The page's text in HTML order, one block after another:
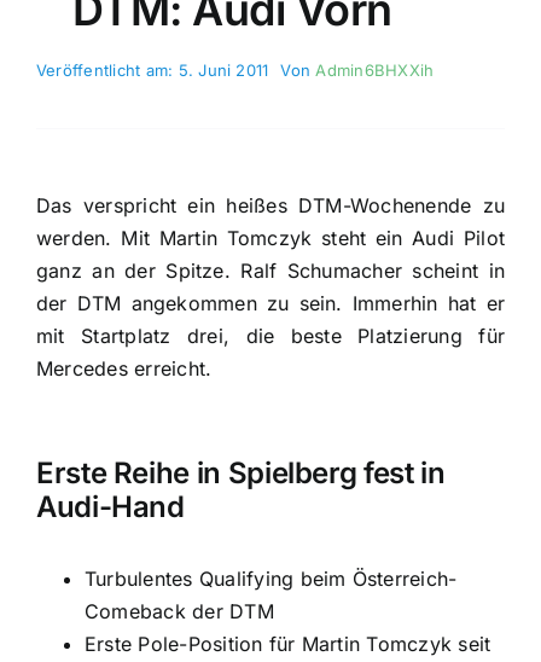
Veröffentlicht am: 5. Juni 2011 Von Admin6BHXXih
Das verspricht ein heißes DTM-Wochenende zu
werden. Mit Martin Tomczyk steht ein Audi Pilot
ganz an der Spitze. Ralf Schumacher scheint in
der DTM angekommen zu sein. Immerhin hat er
mit Startplatz drei, die beste Platzierung für
Mercedes erreicht.
Erste Reihe in Spielberg fest in
Audi-Hand
Turbulentes Qualifying beim Österreich-
Comeback der DTM
Erste Pole-Position für Martin Tomczyk seit